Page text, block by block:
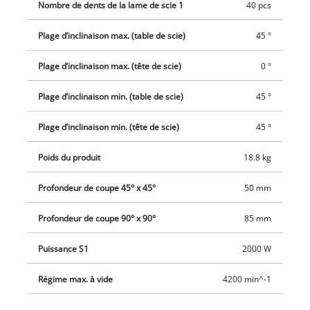
Nombre de dents de la lame de scie 1 40 pcs
Plage d’inclinaison max. (table de scie) 45 °
Plage d’inclinaison max. (tête de scie) 0 °
Plage d’inclinaison min. (table de scie) 45 °
Plage d’inclinaison min. (tête de scie) 45 °
Poids du produit 18.8 kg
Profondeur de coupe 45° x 45° 50 mm
Profondeur de coupe 90° x 90° 85 mm
Puissance S1 2000 W
Régime max. à vide 4200 min^-1